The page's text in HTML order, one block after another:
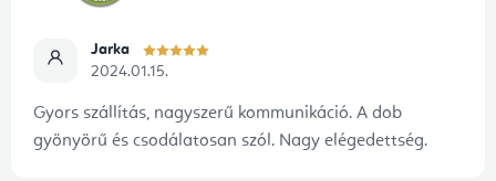
Jarka
2024.01.15.
Gyors szállítás, nagyszerű kommunikáció. A dob
gyönyörű és csodálatosan szól. Nagy elégedettség.